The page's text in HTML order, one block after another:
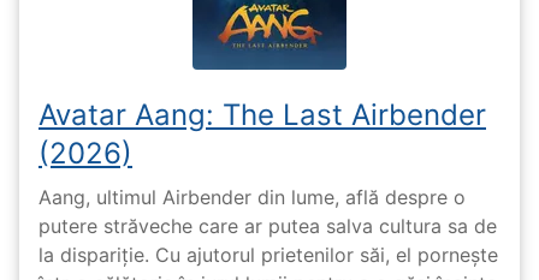
Avatar Aang: The Last Airbender
(2026)
Aang, ultimul Airbender din lume, află despre o
putere străveche care ar putea salva cultura sa de
la dispariție. Cu ajutorul prietenilor săi, el pornește